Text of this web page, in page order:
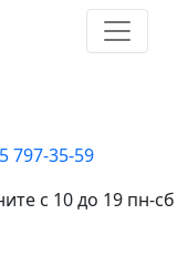
797-35-59
с 10 до 19 пн-сб